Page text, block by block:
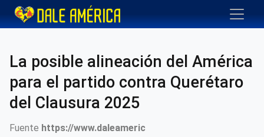
La posible alineación del América
para el partido contra Querétaro
del Clausura 2025
Fuente https://www.daleameric